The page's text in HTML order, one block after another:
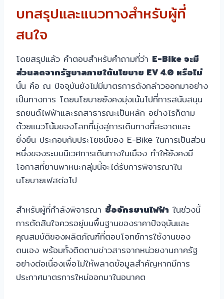
บทสรุปและแนวทางสำหรับผู้ที่
สนใจ
โดยสรุปแล้ว คำตอบสำหรับคำถามที่ว่า E-Bike จะมี
ส่วนลดจากรัฐบาลภายใต้นโยบาย EV 4.0 หรือไม่
นั้น คือ ณ ปัจจุบันยังไม่มีมาตรการดังกล่าวออกมาอย่าง
เป็นทางการ โดยนโยบายยังคงมุ่งเน้นไปที่การสนับสนุน
รถยนต์ไฟฟ้าและรถสาธารณะเป็นหลัก อย่างไรก็ตาม
ด้วยแนวโน้มของโลกที่มุ่งสู่การเดินทางที่สะอาดและ
ยั่งยืน ประกอบกับประโยชน์ของ E-Bike ในการเป็นส่วน
หนึ่งของระบบนิเวศการเดินทางในเมือง ทำให้ยังคงมี
โอกาสที่ยานพาหนะกลุ่มนี้จะได้รับการพิจารณาใน
นโยบายเฟสต่อไป
สำหรับผู้ที่กำลังพิจารณา ซื้อจักรยานไฟฟ้า ในช่วงนี้
การตัดสินใจควรอยู่บนพื้นฐานของราคาปัจจุบันและ
คุณสมบัติของผลิตภัณฑ์ที่ตอบโจทย์การใช้งานของ
ตนเอง พร้อมทั้งติดตามข่าวสารจากหน่วยงานภาครัฐ
อย่างต่อเนื่องเพื่อไม่ให้พลาดข้อมูลสำคัญหากมีการ
ประกาศมาตรการใหม่ออกมาในอนาคต